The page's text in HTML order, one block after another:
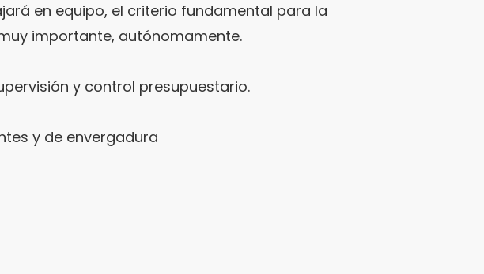
en equipo, el criterio fundamental para la
importante, autónomamente.
y control presupuestario.
y de envergadura